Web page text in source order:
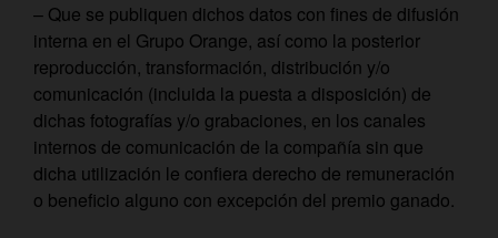
– Que se publiquen dichos datos con fines de difusión
interna en el Grupo Orange, así como la posterior
reproducción, transformación, distribución y/o
comunicación (incluida la puesta a disposición) de
dichas fotografías y/o grabaciones, en los canales
internos de comunicación de la compañía sin que
dicha utilización le confiera derecho de remuneración
o beneficio alguno con excepción del premio ganado.